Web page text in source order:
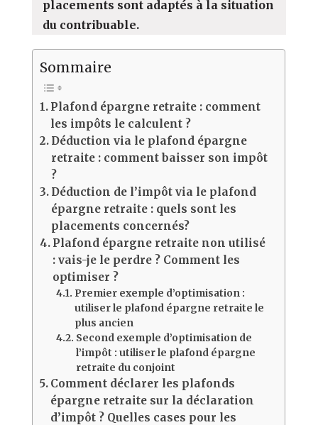
placements sont adaptés à la situation
du contribuable.
Sommaire
Plafond épargne retraite : comment
les impôts le calculent ?
Déduction via le plafond épargne
retraite : comment baisser son impôt
?
Déduction de l’impôt via le plafond
épargne retraite : quels sont les
placements concernés?
Plafond épargne retraite non utilisé
: vais-je le perdre ? Comment les
optimiser ?
Premier exemple d’optimisation :
utiliser le plafond épargne retraite le
plus ancien
Second exemple d’optimisation de
l’impôt : utiliser le plafond épargne
retraite du conjoint
Comment déclarer les plafonds
épargne retraite sur la déclaration
d’impôt ? Quelles cases pour les